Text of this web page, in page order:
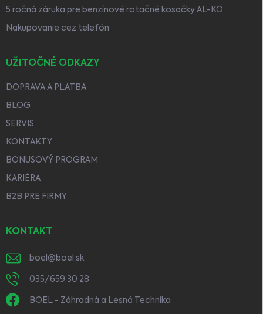
5 ročná záruka pre benzínové rotačné kosačky AL-KO
Nakupovanie cez telefón
UŽITOČNÉ ODKAZY
DOPRAVA A PLATBA
BLOG
SERVIS
KONTAKTY
BONUSOVÝ PROGRAM
KARIÉRA
B2B PRE FIRMY
KONTAKT
boel @ boel.sk
035/659 30 28
BOEL - Záhradná a Lesná Technika